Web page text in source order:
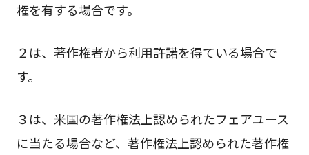
権を有する場合です。
２は、著作権者から利用許諾を得ている場合で
す。
３は、米国の著作権法上認められたフェアユース
に当たる場合など、著作権法上認められた著作権